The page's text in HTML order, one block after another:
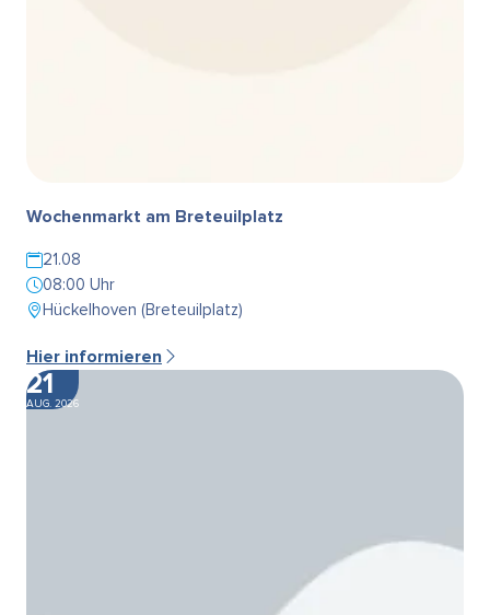
Wochenmarkt am Breteuilplatz
21.08
08:00 Uhr
Hückelhoven (Breteuilplatz)
Hier informieren
21
AUG. 2026